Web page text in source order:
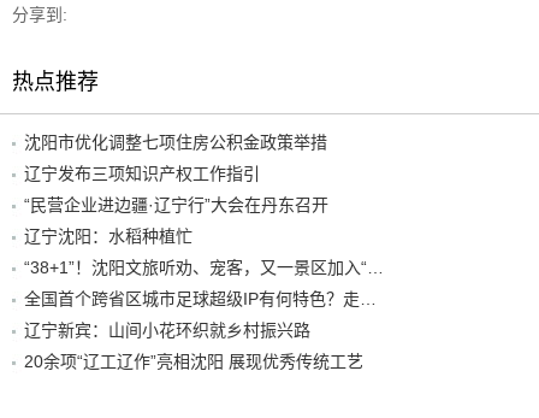
分享到:
热点推荐
沈阳市优化调整七项住房公积金政策举措
辽宁发布三项知识产权工作指引
“民营企业进边疆·辽宁行”大会在丹东召开
辽宁沈阳：水稻种植忙
“38+1”！沈阳文旅听劝、宠客，又一景区加入“东北超”优惠名单！
全国首个跨省区城市足球超级IP有何特色？走进沈阳现场去看看
辽宁新宾：山间小花环织就乡村振兴路
20余项“辽工辽作”亮相沈阳 展现优秀传统工艺